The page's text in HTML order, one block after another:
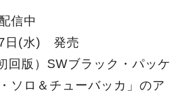
信中
日(水) 発売
回版）SWブラック・パッケ
ソロ＆チューバッカ」のア